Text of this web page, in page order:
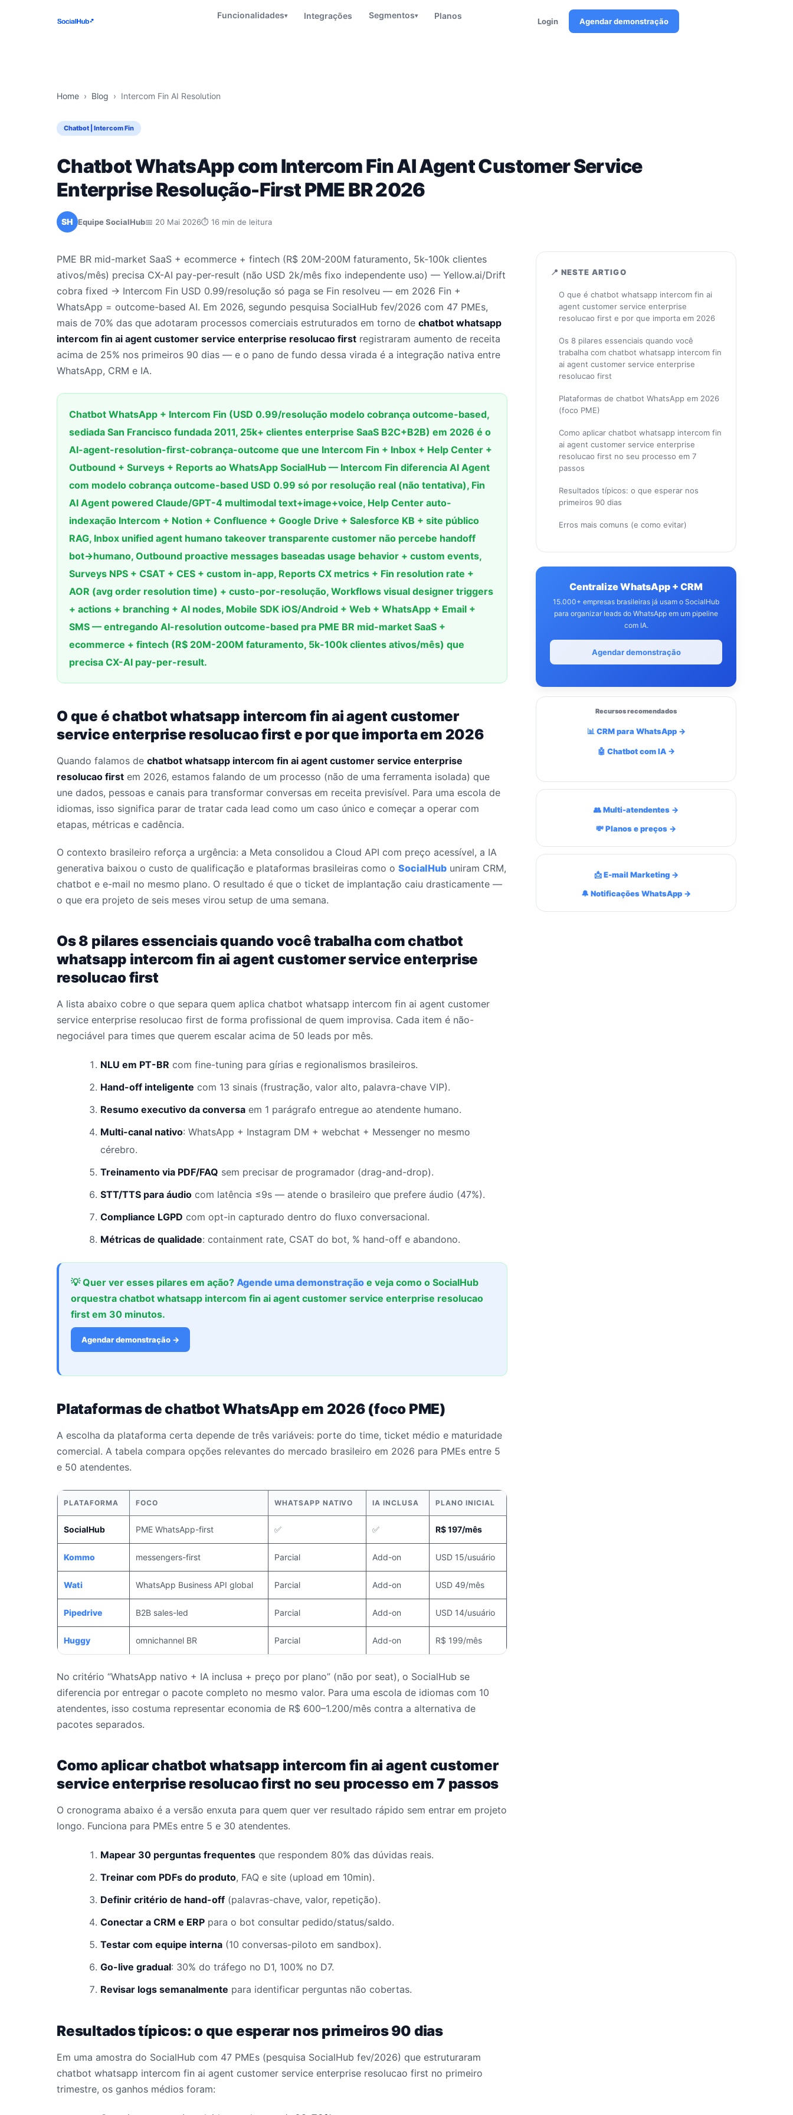
Funcionalidades▾ Integrações Segmentos▾ Planos
Login Agendar demonstração
Home › Blog › Intercom Fin AI Resolution
Chatbot | Intercom Fin
Chatbot WhatsApp com Intercom Fin AI Agent Customer Service
Enterprise Resolução-First PME BR 2026
SH Equipe SocialHub📅 20 Mai 2026⏱ 16 min de leitura
PME BR mid-market SaaS + ecommerce + fintech (R$ 20M-200M faturamento, 5k-100k clientes
ativos/mês) precisa CX-AI pay-per-result (não USD 2k/mês fixo independente uso) — Yellow.ai/Drift
cobra fixed → Intercom Fin USD 0.99/resolução só paga se Fin resolveu — em 2026 Fin +
WhatsApp = outcome-based AI. Em 2026, segundo pesquisa SocialHub fev/2026 com 47 PMEs,
mais de 70% das que adotaram processos comerciais estruturados em torno de chatbot whatsapp
intercom fin ai agent customer service enterprise resolucao first registraram aumento de receita
acima de 25% nos primeiros 90 dias — e o pano de fundo dessa virada é a integração nativa entre
WhatsApp, CRM e IA.
Chatbot WhatsApp + Intercom Fin (USD 0.99/resolução modelo cobrança outcome-based,
sediada San Francisco fundada 2011, 25k+ clientes enterprise SaaS B2C+B2B) em 2026 é o
AI-agent-resolution-first-cobrança-outcome que une Intercom Fin + Inbox + Help Center +
Outbound + Surveys + Reports ao WhatsApp SocialHub — Intercom Fin diferencia AI Agent
com modelo cobrança outcome-based USD 0.99 só por resolução real (não tentativa), Fin
AI Agent powered Claude/GPT-4 multimodal text+image+voice, Help Center auto-
indexação Intercom + Notion + Confluence + Google Drive + Salesforce KB + site público
RAG, Inbox unified agent humano takeover transparente customer não percebe handoff
bot→humano, Outbound proactive messages baseadas usage behavior + custom events,
Surveys NPS + CSAT + CES + custom in-app, Reports CX metrics + Fin resolution rate +
AOR (avg order resolution time) + custo-por-resolução, Workflows visual designer triggers
+ actions + branching + AI nodes, Mobile SDK iOS/Android + Web + WhatsApp + Email +
SMS — entregando AI-resolution outcome-based pra PME BR mid-market SaaS +
ecommerce + fintech (R$ 20M-200M faturamento, 5k-100k clientes ativos/mês) que
precisa CX-AI pay-per-result.
O que é chatbot whatsapp intercom fin ai agent customer
service enterprise resolucao first e por que importa em 2026
Quando falamos de chatbot whatsapp intercom fin ai agent customer service enterprise
resolucao first em 2026, estamos falando de um processo (não de uma ferramenta isolada) que
une dados, pessoas e canais para transformar conversas em receita previsível. Para uma escola de
idiomas, isso significa parar de tratar cada lead como um caso único e começar a operar com
etapas, métricas e cadência.
O contexto brasileiro reforça a urgência: a Meta consolidou a Cloud API com preço acessível, a IA
generativa baixou o custo de qualificação e plataformas brasileiras como o SocialHub uniram CRM,
chatbot e e-mail no mesmo plano. O resultado é que o ticket de implantação caiu drasticamente —
o que era projeto de seis meses virou setup de uma semana.
Os 8 pilares essenciais quando você trabalha com chatbot
whatsapp intercom fin ai agent customer service enterprise
resolucao first
A lista abaixo cobre o que separa quem aplica chatbot whatsapp intercom fin ai agent customer
service enterprise resolucao first de forma profissional de quem improvisa. Cada item é não-
negociável para times que querem escalar acima de 50 leads por mês.
NLU em PT-BR com fine-tuning para gírias e regionalismos brasileiros.
Hand-off inteligente com 13 sinais (frustração, valor alto, palavra-chave VIP).
Resumo executivo da conversa em 1 parágrafo entregue ao atendente humano.
Multi-canal nativo: WhatsApp + Instagram DM + webchat + Messenger no mesmo
cérebro.
Treinamento via PDF/FAQ sem precisar de programador (drag-and-drop).
STT/TTS para áudio com latência ≤9s — atende o brasileiro que prefere áudio (47%).
Compliance LGPD com opt-in capturado dentro do fluxo conversacional.
Métricas de qualidade: containment rate, CSAT do bot, % hand-off e abandono.
💡 Quer ver esses pilares em ação? Agende uma demonstração e veja como o SocialHub
orquestra chatbot whatsapp intercom fin ai agent customer service enterprise resolucao
first em 30 minutos.
Agendar demonstração →
Plataformas de chatbot WhatsApp em 2026 (foco PME)
A escolha da plataforma certa depende de três variáveis: porte do time, ticket médio e maturidade
comercial. A tabela compara opções relevantes do mercado brasileiro em 2026 para PMEs entre 5
e 50 atendentes.
PLATAFORMA FOCO WHATSAPP NATIVO IA INCLUSA PLANO INICIAL
SocialHub PME WhatsApp-first ✅ ✅ R$ 197/mês
Kommo messengers-first Parcial Add-on USD 15/usuário
Wati WhatsApp Business API global Parcial Add-on USD 49/mês
Pipedrive B2B sales-led Parcial Add-on USD 14/usuário
Huggy omnichannel BR Parcial Add-on R$ 199/mês
No critério “WhatsApp nativo + IA inclusa + preço por plano” (não por seat), o SocialHub se
diferencia por entregar o pacote completo no mesmo valor. Para uma escola de idiomas com 10
atendentes, isso costuma representar economia de R$ 600–1.200/mês contra a alternativa de
pacotes separados.
Como aplicar chatbot whatsapp intercom fin ai agent customer
service enterprise resolucao first no seu processo em 7 passos
O cronograma abaixo é a versão enxuta para quem quer ver resultado rápido sem entrar em projeto
longo. Funciona para PMEs entre 5 e 30 atendentes.
Mapear 30 perguntas frequentes que respondem 80% das dúvidas reais.
Treinar com PDFs do produto, FAQ e site (upload em 10min).
Definir critério de hand-off (palavras-chave, valor, repetição).
Conectar a CRM e ERP para o bot consultar pedido/status/saldo.
Testar com equipe interna (10 conversas-piloto em sandbox).
Go-live gradual: 30% do tráfego no D1, 100% no D7.
Revisar logs semanalmente para identificar perguntas não cobertas.
Resultados típicos: o que esperar nos primeiros 90 dias
Em uma amostra do SocialHub com 47 PMEs (pesquisa SocialHub fev/2026) que estruturaram
chatbot whatsapp intercom fin ai agent customer service enterprise resolucao first no primeiro
trimestre, os ganhos médios foram:
📍 NESTE ARTIGO
O que é chatbot whatsapp intercom fin ai
agent customer service enterprise
resolucao first e por que importa em 2026
Os 8 pilares essenciais quando você
trabalha com chatbot whatsapp intercom fin
ai agent customer service enterprise
resolucao first
Plataformas de chatbot WhatsApp em 2026
(foco PME)
Como aplicar chatbot whatsapp intercom fin
ai agent customer service enterprise
resolucao first no seu processo em 7
passos
Resultados típicos: o que esperar nos
primeiros 90 dias
Erros mais comuns (e como evitar)
Centralize WhatsApp + CRM
15.000+ empresas brasileiras já usam o SocialHub
para organizar leads do WhatsApp em um pipeline
com IA.
Agendar demonstração
Recursos recomendados
📊 CRM para WhatsApp →
🤖 Chatbot com IA →
👥 Multi-atendentes →
💸 Planos e preços →
📩 E-mail Marketing →
🔔 Notificações WhatsApp →